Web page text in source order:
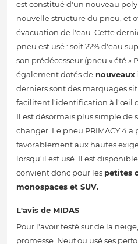
est constitué d'un nouveau
nouvelle structure du pneu, et
évacuation de l'eau. Cette
pneu est usé : soit 22% d'eau
son prédécesseur (pneu « été »
également dotés de
derniers sont des marquages
facilitent l'identification à l'œil
Il est désormais plus simple de
changer. Le pneu PRIMACY 4
favorablement aux hautes
lorsqu'il est usé. Il est
convient donc pour les petites
monospaces et SUV.
L'avis de MIDAS
Pour l'avoir testé sur de la
promesse. Neuf ou usé ses